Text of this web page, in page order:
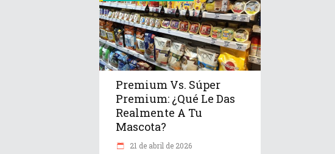
Premium Vs. Súper
Premium: ¿Qué Le Das
Realmente A Tu
Mascota?
21 de abril de 2026